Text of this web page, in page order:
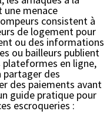
menace
consistent à
de logement pour
ou des informations
ou bailleurs publient
plateformes en ligne,
des
des paiements avant
guide pratique pour
escroqueries :